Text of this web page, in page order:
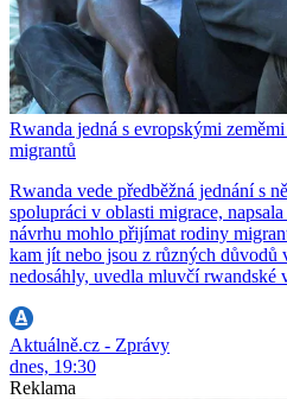
Rwanda jedná s evropskými
migrantů
Rwanda vede předběžná jednání s
spolupráci v oblasti migrace,
návrhu mohlo přijímat rodiny
kam jít nebo jsou z různých důvodů
nedosáhly, uvedla mluvčí rwandské
Aktuálně.cz - Zprávy
dnes, 19:30
Reklama